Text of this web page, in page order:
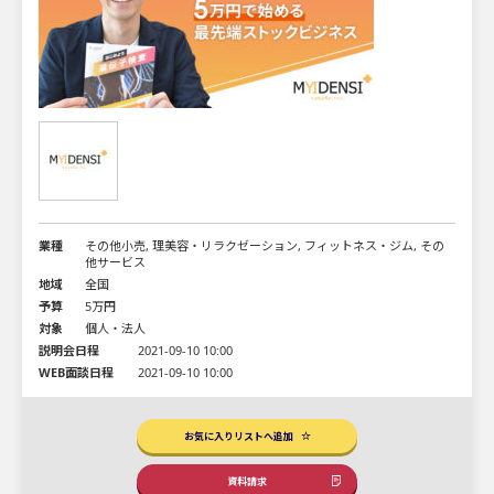
業種
その他小売, 理美容・リラクゼーション, フィットネス・ジム, その
他サービス
地域
全国
予算
5万円
対象
個人・法人
説明会日程
2021-09-10 10:00
WEB面談日程
2021-09-10 10:00
お気に入りリストへ追加
資料請求